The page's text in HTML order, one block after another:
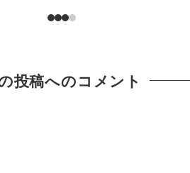
投稿へのコメント